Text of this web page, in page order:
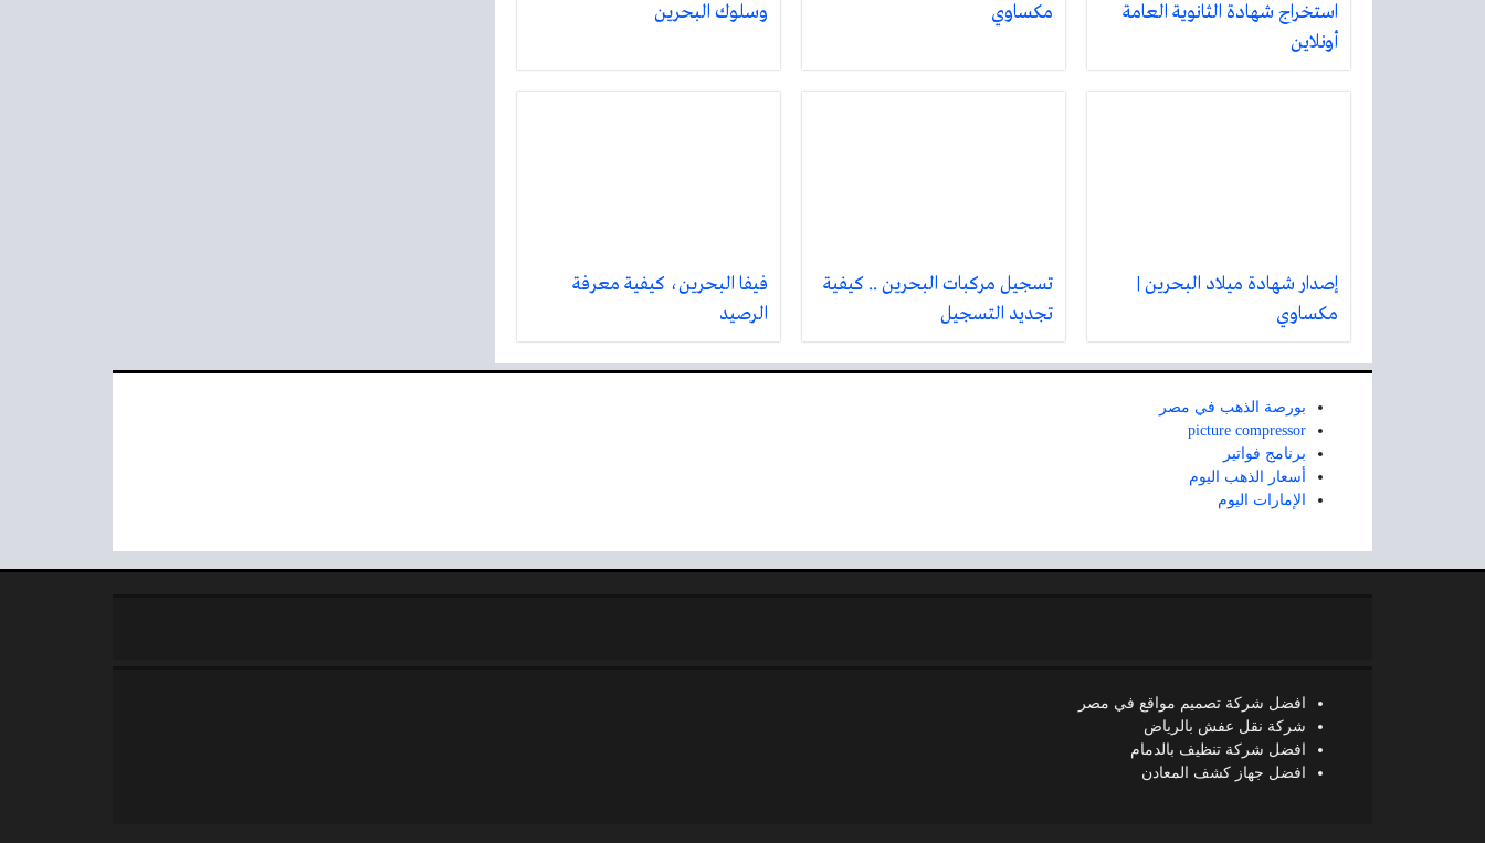
استخراج شهادة الثانوية العامة
أونلاين
مكساوي
وسلوك البحرين
إصدار شهادة ميلاد البحرين |
مكساوي
تسجيل مركبات البحرين .. كيفية
تجديد التسجيل
فيفا البحرين، كيفية معرفة
الرصيد
بورصة الذهب في مصر
picture compressor
برنامج فواتير
أسعار الذهب اليوم
الإمارات اليوم
افضل شركة تصميم مواقع في مصر
شركة نقل عفش بالرياض
افضل شركة تنظيف بالدمام
افضل جهاز كشف المعادن